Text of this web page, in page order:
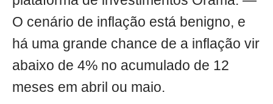
O cenário de inflação está benigno, e
há uma grande chance de a inflação vir
abaixo de 4% no acumulado de 12
meses em abril ou maio.